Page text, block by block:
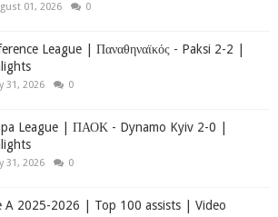
01, 2026 0
League | Παναθηναϊκός - Paksi 2-2 |
31, 2026 0
League | ΠΑΟΚ - Dynamo Kyiv 2-0 |
31, 2026 0
A 2025-2026 | Top 100 assists | Video